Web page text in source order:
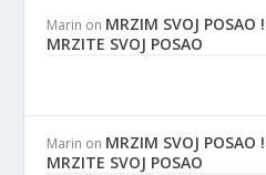
Marin on MRZIM SVOJ POSAO
MRZITE SVOJ POSAO
Marin on MRZIM SVOJ POSAO
MRZITE SVOJ POSAO